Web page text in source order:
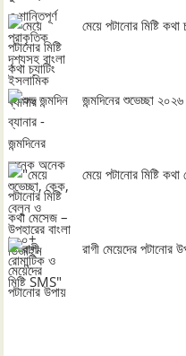
মেয়ে পটানোর মিষ্টি কথা
জন্মদিনের শুভেচ্ছা
মেয়ে পটানোর মিষ্টি
রাগী মেয়েদের